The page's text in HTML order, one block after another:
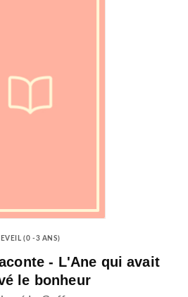
EVEIL (0 -3 ANS)
- L'Ane qui avait
le bonheur